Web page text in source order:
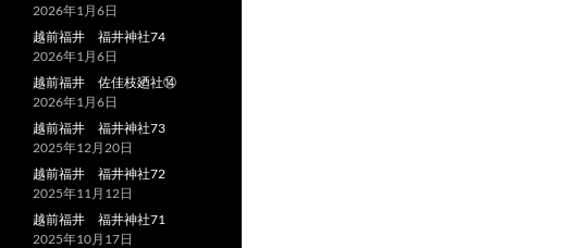
2026年1月6日
越前福井 福井神社74
2026年1月6日
越前福井 佐佳枝廼社⑭
2026年1月6日
越前福井 福井神社73
2025年12月20日
越前福井 福井神社72
2025年11月12日
越前福井 福井神社71
2025年10月17日